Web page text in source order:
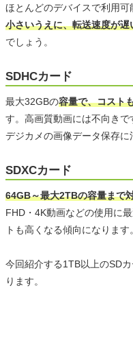
ほとんどのデバイスで利用
小さいうえに、転送速度が遅
でしょう。
SDHCカード
最大32GBの容量で、コスト
す。高画質動画には不向きで
デジカメの画像データ保存に
SDXCカード
64GB～最大2TBの容量まで
FHD・4K動画などの使用に
トも高くなる傾向になります。
今回紹介する1TB以上のSD
ります。